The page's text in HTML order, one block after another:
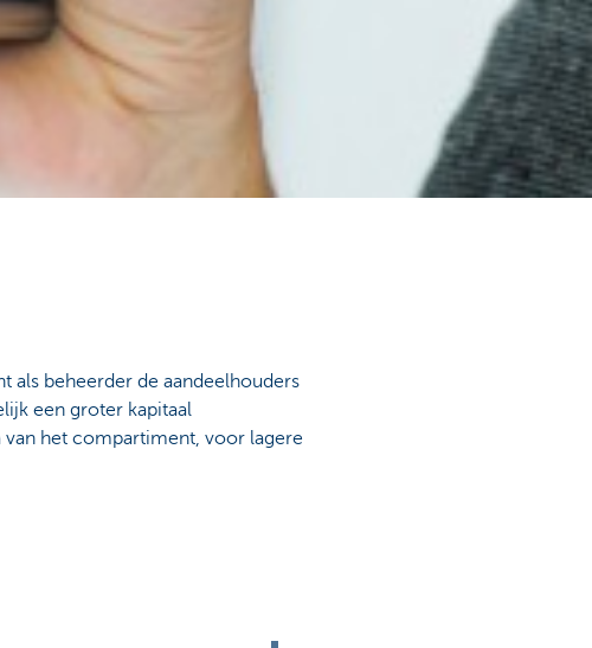
als beheerder de aandeelhouders
een groter kapitaal
het compartiment, voor lagere